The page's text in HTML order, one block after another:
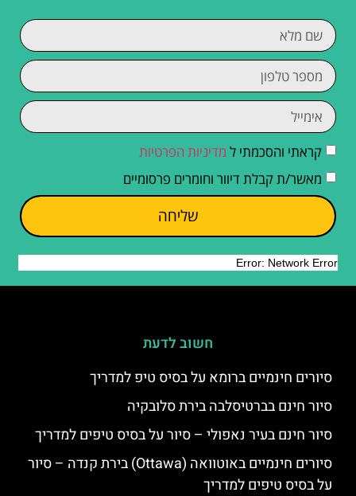
קראתי והסכמתי ל מדיניות הפרטיות
מאשר/ת קבלת דיוור וחומרים פרסומיים
שליחה
חשוב לדעת
סיורים חינמיים ברומא על בסיס טיפ למדריך
סיור חינם בברטיסלבה בירת סלובקיה
סיור חינם בעיר נאפולי – סיור על בסיס טיפים למדריך
סיורים חינמיים באוטוואה (Ottawa) בירת קנדה – סיור
על בסיס טיפים למדריך